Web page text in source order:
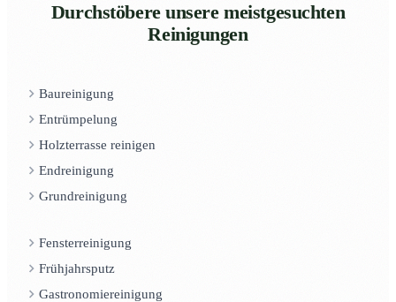
Durchstöbere unsere meistgesuchten
Reinigungen
Baureinigung
Entrümpelung
Holzterrasse reinigen
Endreinigung
Grundreinigung
Fensterreinigung
Frühjahrsputz
Gastronomiereinigung